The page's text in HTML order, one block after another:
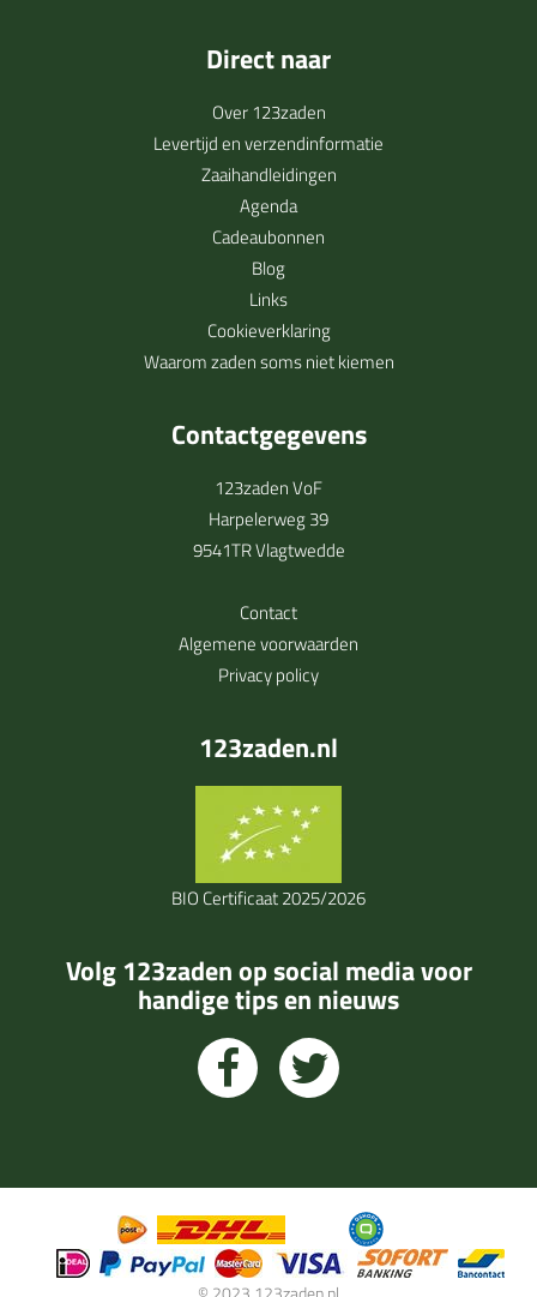
Direct naar
Over 123zaden
Levertijd en verzendinformatie
Zaaihandleidingen
Agenda
Cadeaubonnen
Blog
Links
Cookieverklaring
Waarom zaden soms niet kiemen
Contactgegevens
123zaden VoF
Harpelerweg 39
9541TR Vlagtwedde
Contact
Algemene voorwaarden
Privacy policy
123zaden.nl
BIO Certificaat 2025/2026
Volg 123zaden op social media voor
handige tips en nieuws